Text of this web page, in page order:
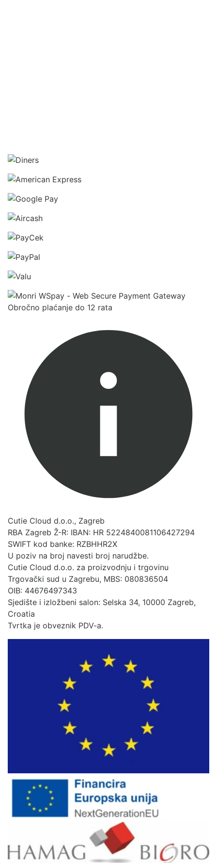
Obročno plaćanje do 12 rata
Cutie Cloud d.o.o., Zagreb
RBA Zagreb Ž-R: IBAN: HR 5224840081106427294
SWIFT kod banke: RZBHHR2X
U poziv na broj navesti broj narudžbe.
Cutie Cloud d.o.o. za proizvodnju i trgovinu
Trgovački sud u Zagrebu, MBS: 080836504
OIB: 44676497343
Sjedište i izložbeni salon: Selska 34, 10000 Zagreb,
Croatia
Tvrtka je obveznik PDV-a.